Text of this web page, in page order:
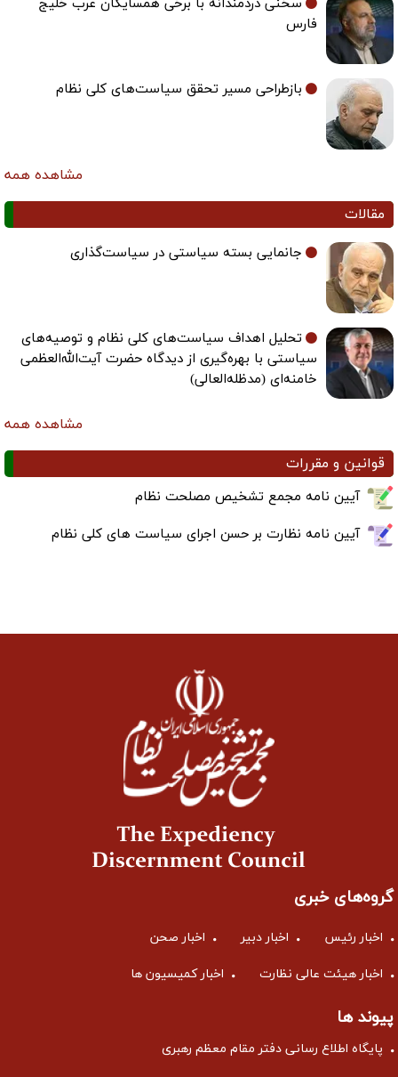
سخنی دردمندانه با برخی همسایگان عرب خلیج
فارس
بازطراحی مسیر تحقق سیاست‌های کلی نظام
مشاهده همه
مقالات
جانمایی بسته سیاستی در سیاست‌گذاری
تحلیل اهداف سیاست‌های کلی نظام و توصیه‌های
سیاستی با بهره‌گیری از دیدگاه حضرت آیت‌الله‌العظمی
خامنه‌ای (مدظله‌العالی)
مشاهده همه
قوانین و مقررات
آیین نامه مجمع تشخیص مصلحت نظام
آیین نامه نظارت بر حسن اجرای سیاست های کلی نظام
گروه‌های خبری
اخبار رئیس اخبار دبیر اخبار صحن
اخبار هیئت عالی نظارت اخبار کمیسیون ها
پیوند ها
پایگاه اطلاع رسانی دفتر مقام معظم رهبری